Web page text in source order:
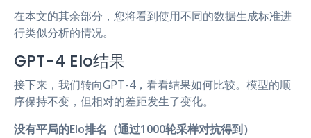
在本文的其余部分，您将看到使用不同的数据生成标准进
行类似分析的情况。
GPT-4 Elo结果
接下来，我们转向GPT-4，看看结果如何比较。模型的顺
序保持不变，但相对的差距发生了变化。
没有平局的Elo排名（通过1000轮采样对抗得到）